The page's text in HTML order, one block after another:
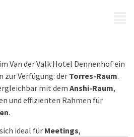
Van der Valk Hotel Dennenhof ein
zur Verfügung: der Torres-Raum.
mit demAnshi-Raum,
und effizienten Rahmen für
.
ideal für Meetings,